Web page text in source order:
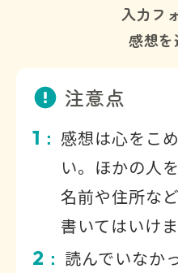
入力フ
感想を
注意点
1 ： 感想は心をこ
い。ほかの人
名前や住所な
書いてはいけま
2 ： 読んでいなか